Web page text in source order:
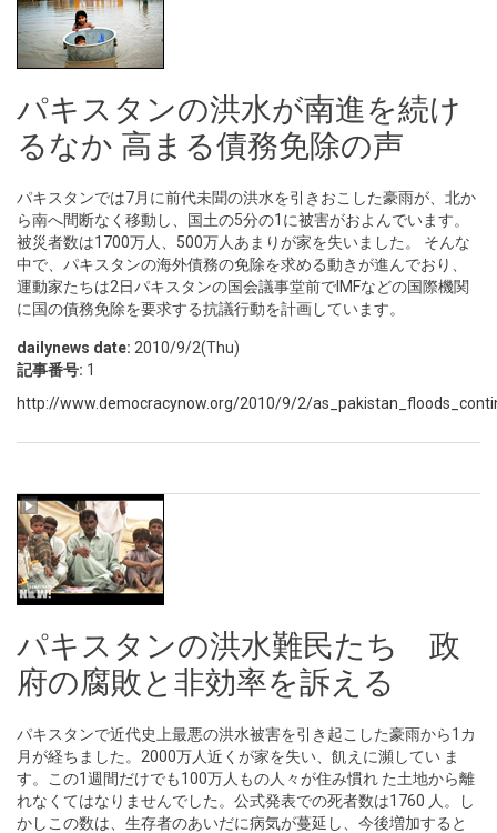
パキスタンの洪水が南進を続け
るなか 高まる債務免除の声
パキスタンでは7月に前代未聞の洪水を引きおこした豪雨が、北か
ら南へ間断なく移動し、国土の5分の1に被害がおよんでいます。
被災者数は1700万人、500万人あまりが家を失いました。 そんな
中で、パキスタンの海外債務の免除を求める動きが進んでおり、
運動家たちは2日パキスタンの国会議事堂前でIMFなどの国際機関
に国の債務免除を要求する抗議行動を計画しています。
dailynews date: 2010/9/2(Thu)
記事番号: 1
http://www.democracynow.org/2010/9/2/
パキスタンの洪水難民たち 政
府の腐敗と非効率を訴える
パキスタンで近代史上最悪の洪水被害を引き起こした豪雨から1カ
月が経ちました。2000万人近くが家を失い、飢えに瀕してい ま
す。この1週間だけでも100万人もの人々が住み慣れ た土地から離
れなくてはなりませんでした。公式発表での死者数は1760 人。し
かしこの数は、生存者のあいだに病気が蔓延し、今後増加すると